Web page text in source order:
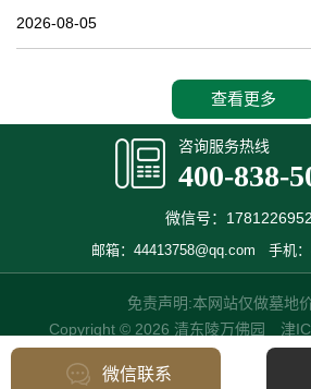
尊重和缅怀，更是一种文化艺术的传承。本文
2026-08-05
查看更多
咨询服务热线
400-838-
微信号：
邮箱：44413758@qq.com 手机
免责声明:本网站仅做墓地
Copyright © 2026 清东陵万佛园 津
微信联系